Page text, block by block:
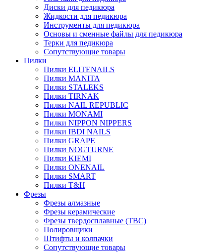
Диски для педикюра
Жидкости для педикюра
Инструменты для педикюра
Основы и сменные файлы для педикюра
Терки для педикюра
Сопутствующие товары
Пилки
Пилки ELITENAILS
Пилки MANITA
Пилки STALEKS
Пилки TIRNAK
Пилки NAIL REPUBLIC
Пилки MONAMI
Пилки NIPPON NIPPERS
Пилки IBDI NAILS
Пилки GRAPE
Пилки NOGTURNE
Пилки KIEMI
Пилки ONENAIL
Пилки SMART
Пилки T&H
Фрезы
Фрезы алмазные
Фрезы керамические
Фрезы твердосплавные (ТВС)
Полировщики
Штифты и колпачки
Сопутствующие товары